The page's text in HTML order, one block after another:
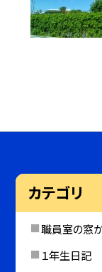
カテゴリ
職員室の窓
１年生日記